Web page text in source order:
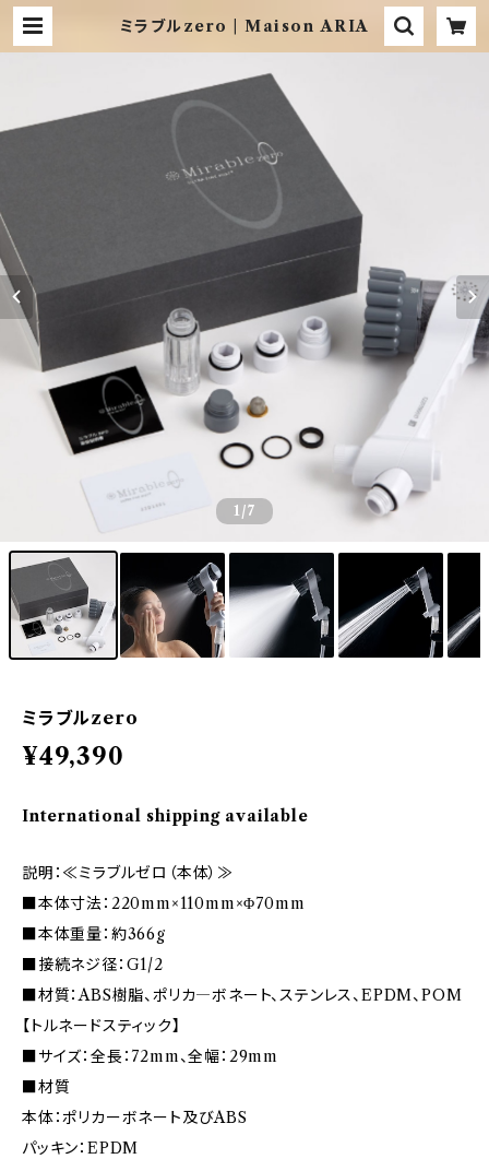
ミラブルzero | Maison ARIA
1 /7
ミラブルzero
¥49,390
International shipping available
説明：≪ミラブルゼロ（本体）≫
■本体寸法：220mm×110mm×Φ70mm
■本体重量：約366g
■接続ネジ径：G1/2
■材質：ABS樹脂、ポリカ―ボネート、ステンレス、EPDM、POM
【トルネードスティック】
■サイズ：全長：72mm、全幅：29mm
■材質
本体：ポリカーボネート及びABS
パッキン：EPDM